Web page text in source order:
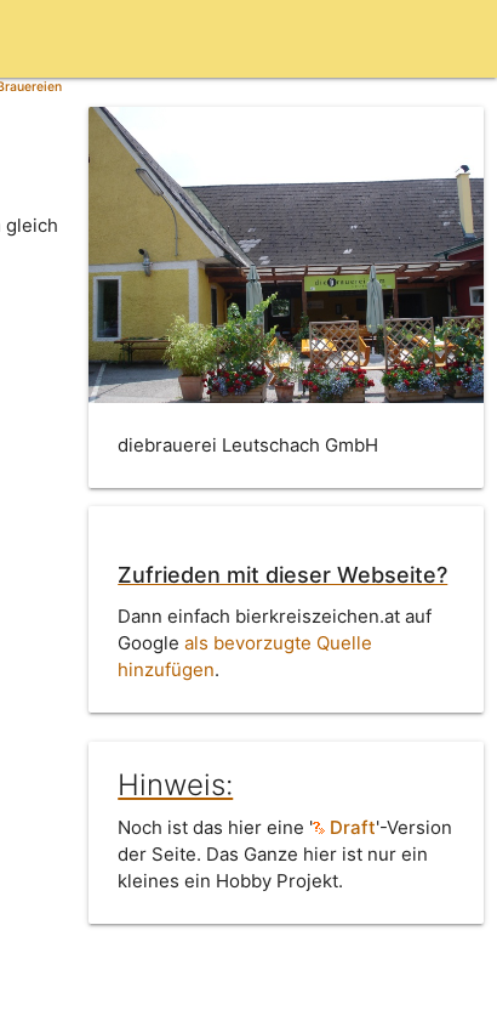
gleich
diebrauerei Leutschach GmbH
Zufrieden mit dieser Webseite?
Dann einfach bierkreiszeichen.at auf
Googleals bevorzugte Quelle
hinzufügen.
Hinweis:
Noch ist das hier eine ' Draft'-Version
der Seite. Das Ganze hier ist nur ein
kleines ein Hobby Projekt.